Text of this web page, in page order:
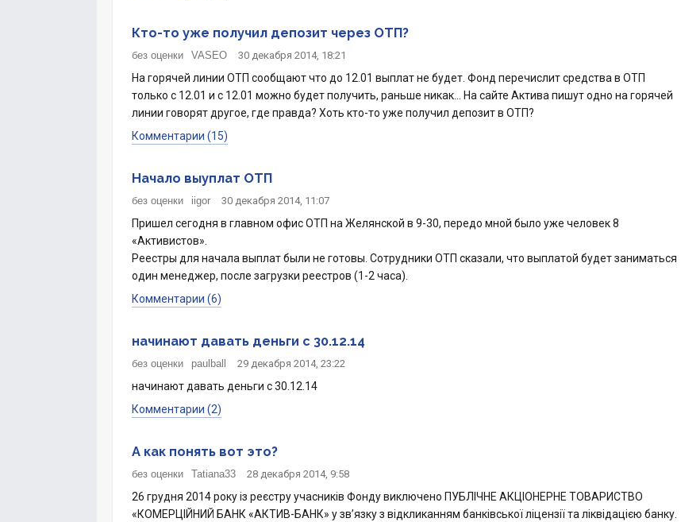
Кто-то уже получил депозит через ОТП?
без оценки VASEO 30 декабря 2014, 18:21
На горячей линии ОТП сообщают что до 12.01 выплат не будет. Фонд перечислит средства в ОТП
только с 12.01 и с 12.01 можно будет получить, раньше никак… На сайте Актива пишут одно на горячей
линии говорят другое, где правда? Хоть кто-то уже получил депозит в ОТП?
Комментарии (15)
Начало выуплат ОТП
без оценки iigor 30 декабря 2014, 11:07
Пришел сегодня в главном офис ОТП на Желянской в 9-30, передо мной было уже человек 8
«Активистов».
Реестры для начала выплат были не готовы. Сотрудники ОТП сказали, что выплатой будет заниматься
один менеджер, после загрузки реестров (1-2 часа).
Комментарии (6)
начинают давать деньги с 30.12.14
без оценки paulball 29 декабря 2014, 23:22
начинают давать деньги с 30.12.14
Комментарии (2)
А как понять вот это?
без оценки Tatiana33 28 декабря 2014, 9:58
26 грудня 2014 року із реєстру учасників Фонду виключено ПУБЛІЧНЕ АКЦІОНЕРНЕ ТОВАРИСТВО
«КОМЕРЦІЙНИЙ БАНК «АКТИВ-БАНК» у зв’язку з відкликанням банківської ліцензії та ліквідацією банку.